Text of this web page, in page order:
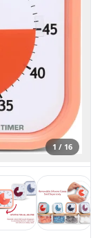
1 / 16